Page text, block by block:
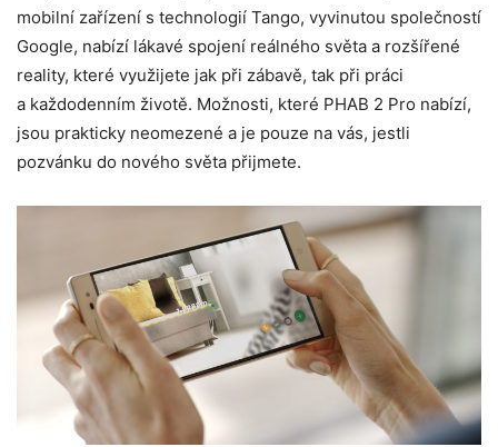
mobilní zařízení s technologií Tango, vyvinutou společností
Google, nabízí lákavé spojení reálného světa a rozšířené
reality, které využijete jak při zábavě, tak při práci
a každodenním životě. Možnosti, které PHAB 2 Pro nabízí,
jsou prakticky neomezené a je pouze na vás, jestli
pozvánku do nového světa přijmete.